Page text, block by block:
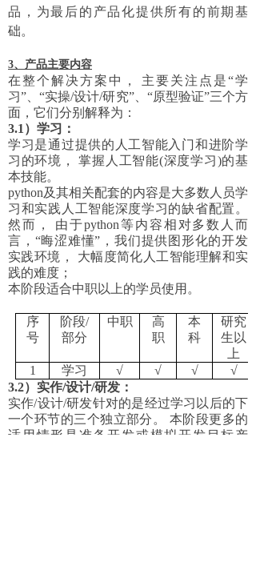
品，为最后的产品化提供所有的前期基
础。
3、产品主要内容
在整个解决方案中， 主要关注点是“学
习”、“实操/设计/研究”、“原型验证”三个方
面，它们分别解释为：
3.1）学习：
学习是通过提供的人工智能入门和进阶学
习的环境， 掌握人工智能(深度学习)的基
本技能。
python及其相关配套的内容是大多数人员学
习和实践人工智能深度学习的缺省配置。
然而， 由于python等内容相对多数人而
言，“晦涩难懂”，我们提供图形化的开发
实践环境， 大幅度简化人工智能理解和实
践的难度；
本阶段适合中职以上的学员使用。
序
号
阶段/
部分
中职
高
职
本
科
研究
生以
上
1
学习 √ √ √
√
3.2）实作/设计/研发：
实作/设计/研发针对的是经过学习以后的下
一个环节的三个独立部分。 本阶段更多的
适用情形是准备开发或模拟开发目标产